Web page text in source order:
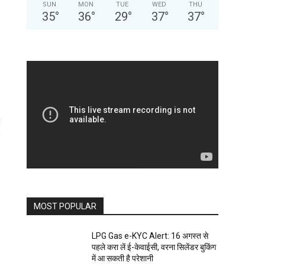
SUN
35°
MON
36°
TUE
29°
WED
37°
THU
37°
MOST POPULAR
LPG Gas e-KYC Alert: 16 अगस्त से
पहले करा लें ई-केवाईसी, वरना सिलेंडर बुकिंग
में आ सकती है परेशानी